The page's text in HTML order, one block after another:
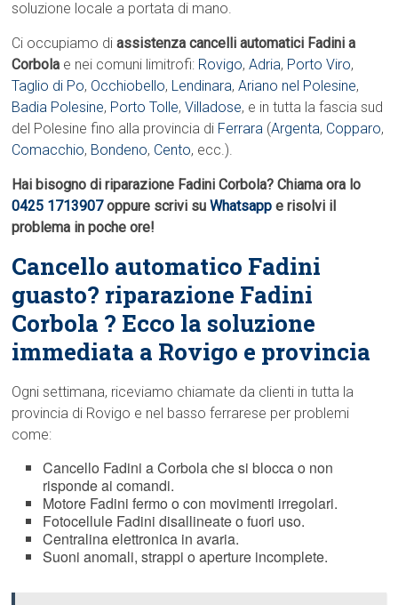
soluzione locale a portata di mano.
Ci occupiamo diassistenza cancelli automatici Fadini a
Corbola e nei comuni limitrofi: Rovigo,Adria, Porto Viro,
Taglio di Po, Occhiobello, Lendinara,Ariano nel Polesine,
Badia Polesine, Porto Tolle,Villadose, e in tutta la fascia sud
del Polesine fino alla provincia di Ferrara (Argenta, Copparo,
Comacchio, Bondeno, Cento, ecc.).
Hai bisogno di riparazione Fadini Corbola? Chiama ora lo
0425 1713907oppure scrivi suWhatsapp e risolvi il
problema in poche ore!
Cancello automatico Fadini
guasto? riparazione Fadini
Corbola ? Ecco la soluzione
immediata a Rovigo e provincia
Ogni settimana, riceviamo chiamate da clienti in tutta la
provincia di Rovigo e nel basso ferrarese per problemi
come:
Cancello Fadini a Corbola che si blocca o non
risponde ai comandi.
Motore Fadini fermo o con movimenti irregolari.
Fotocellule Fadini disallineate o fuori uso.
Centralina elettronica in avaria.
Suoni anomali, strappi o aperture incomplete.